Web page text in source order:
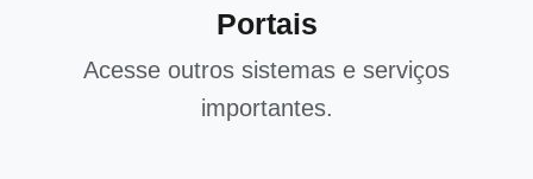
Portais
Acesse outros sistemas e serviços
importantes.